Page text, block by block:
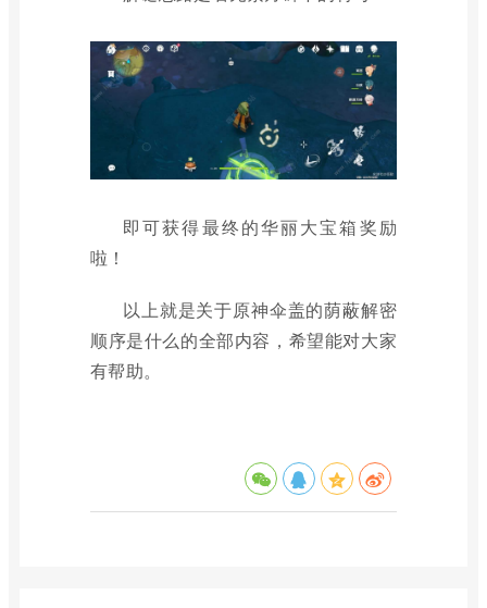
即可获得最终的华丽大宝箱奖励
啦！
以上就是关于原神伞盖的荫蔽解密
顺序是什么的全部内容，希望能对大家
有帮助。